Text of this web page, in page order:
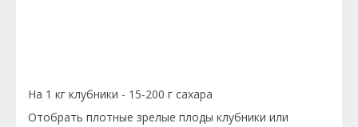
На 1 кг клубники - 15-200 г сахара
Отобрать плотные зрелые плоды клубники или